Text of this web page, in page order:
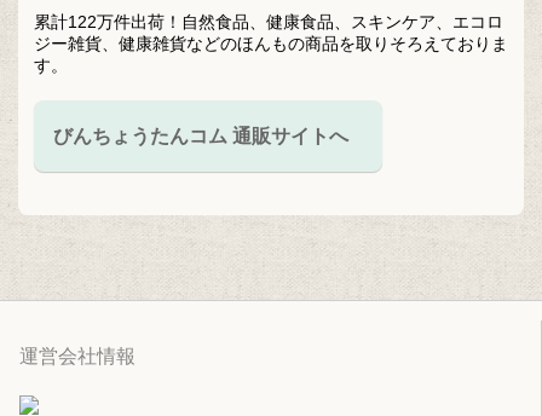
累計122万件出荷！自然食品、健康食品、スキンケア、エコロ
ジー雑貨、健康雑貨などのほんもの商品を取りそろえておりま
す。
びんちょうたんコム 通販サイトへ
運営会社情報